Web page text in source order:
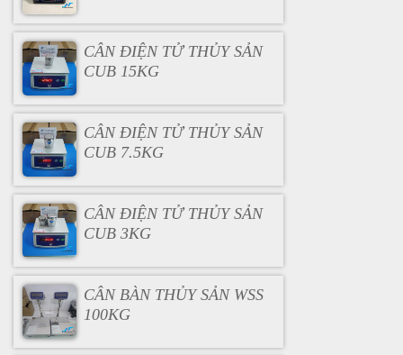
CÂN ĐIỆN TỬ THỦY SẢN
CUB 15KG
CÂN ĐIỆN TỬ THỦY SẢN
CUB 7.5KG
CÂN ĐIỆN TỬ THỦY SẢN
CUB 3KG
CÂN BÀN THỦY SẢN WSS
100KG